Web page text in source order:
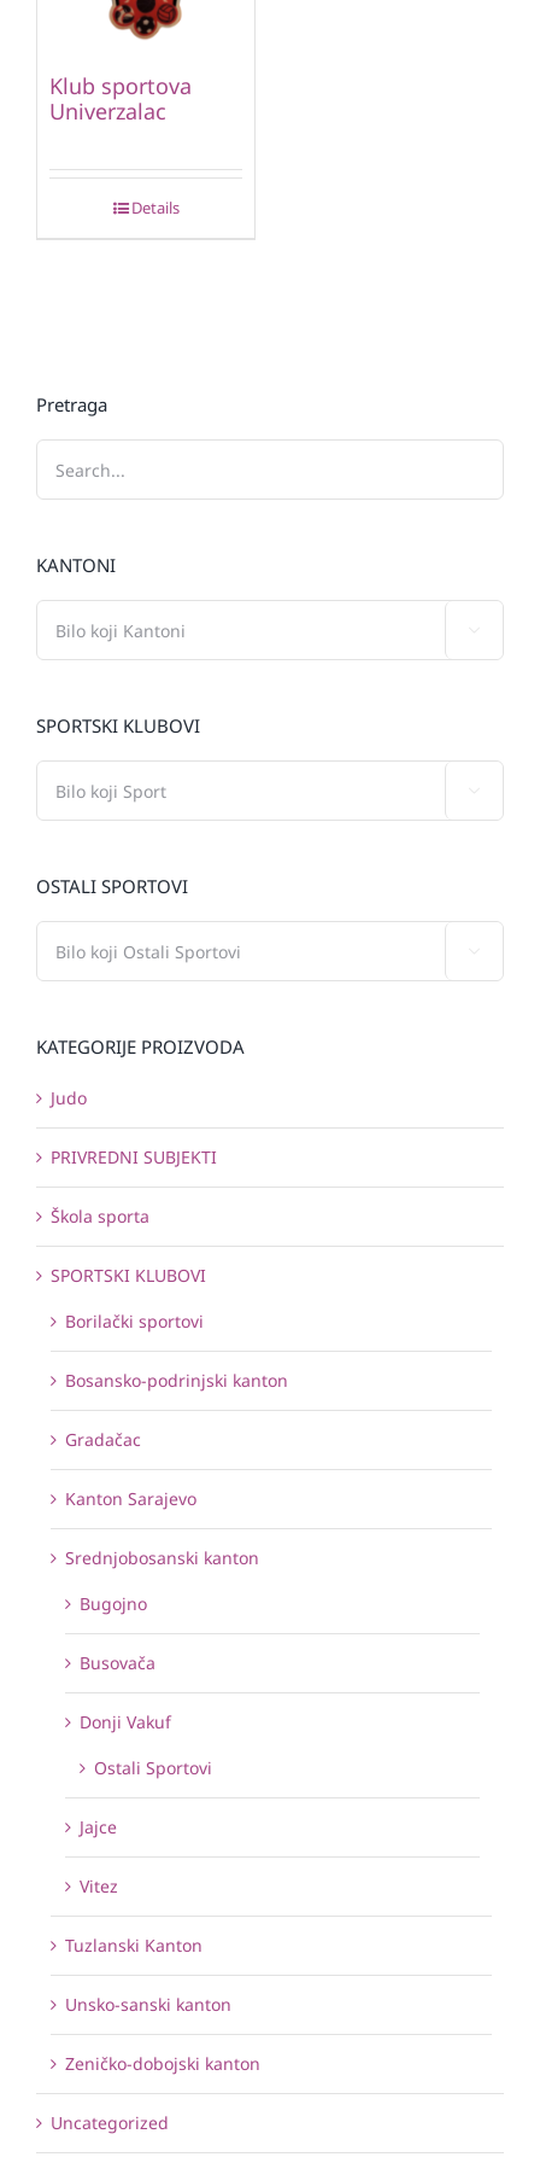
Klub sportova
Univerzalac
Details
Pretraga
KANTONI
SPORTSKI KLUBOVI
OSTALI SPORTOVI
KATEGORIJE PROIZVODA
Judo
PRIVREDNI SUBJEKTI
Škola sporta
SPORTSKI KLUBOVI
Borilački sportovi
Bosansko-podrinjski kanton
Gradačac
Kanton Sarajevo
Srednjobosanski kanton
Bugojno
Busovača
Donji Vakuf
Ostali Sportovi
Jajce
Vitez
Tuzlanski Kanton
Unsko-sanski kanton
Zeničko-dobojski kanton
Uncategorized